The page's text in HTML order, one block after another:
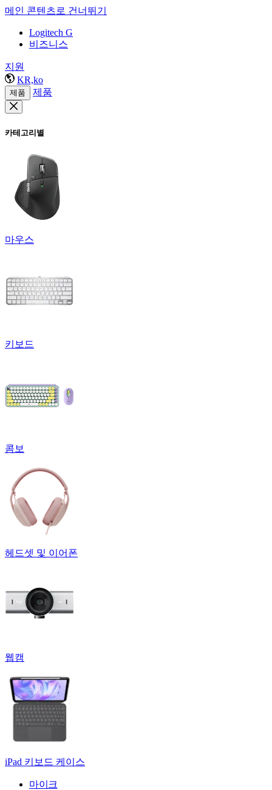
메인 콘텐츠로 건너뛰기
Logitech G
비즈니스
지원
KR,ko
제품 제품
카테고리별
마우스
키보드
콤보
헤드셋 및 이어폰
웹캠
iPad 키보드 케이스
마이크